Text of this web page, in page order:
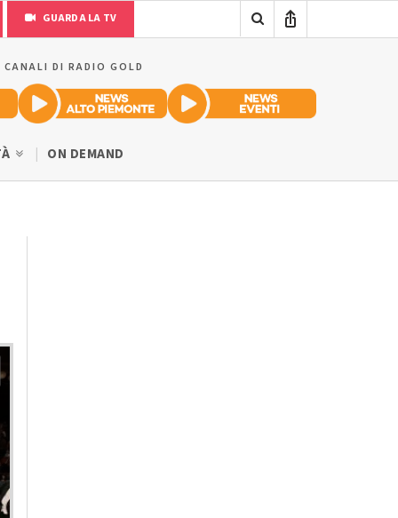
GUARDA LA TV
DI RADIO GOLD
ON DEMAND